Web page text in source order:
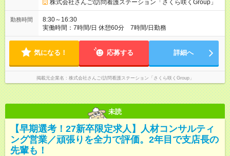
支給） ・休日出勤手当： ※休日出勤または代休の選択可 ※1
時間4,000円 勤務時間・働き方 ・7時間勤務 ・8:30～16:30（休
憩1時間） ・残業ほぼなし 土日祝日出勤 ・月の半分を想定（４
回前後 ・回数については相談可能 ・対応体制・手当は面接時に
丁寧に説明します その他待遇 ・社会保険完備 ・試用期間3ヶ月
（待遇変更なし） ※ 上記給与には、みなし残業代（月30時間分
／67,813円～73,237円）を含みます ※ 超過分は別途全額支給し
ます 【試用期間】試用期間あり 試用期間の長さ：3ヶ月 雇用形
態、給与は本採用時と同じです。
株式会社さんご/訪問看護ステーション「さくら咲くGroup」
勤務時間
8:30～16:30
実働時間：7時間/日 休憩60分 7時間/日勤務
気になる！ 応募する 詳細へ
掲載元企業名 株式会社さんご/訪問看護ステーション「さくら咲くGroup」
未読
【早期選考！27新卒限定求人】人材コンサルティ
ング営業／頑張りを全力で評価。2年目で支店長の
先輩も！